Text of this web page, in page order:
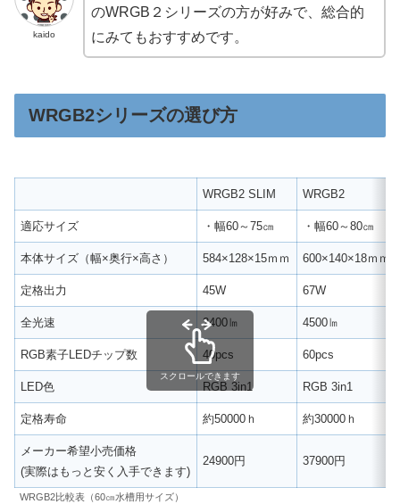
kaido
のWRGB２シリーズの方が好みで、総合的
にみてもおすすめです。
WRGB2シリーズの選び方
WRGB2 SLIM WRGB2
適応サイズ ・幅60～75㎝ ・幅60～80㎝
本体サイズ（幅×奥行×高さ） 584×128×15ｍｍ 600×140×18ｍｍ
定格出力 45W 67W
全光速 2400㏐ 4500㏐
RGB素子LEDチップ数 40pcs 60pcs
LED色 RGB 3in1 RGB 3in1
定格寿命 約50000ｈ 約30000ｈ
メーカー希望小売価格
(実際はもっと安く入手できます)
24900円 37900円
スクロールできます
WRGB2比較表（60㎝水槽用サイズ）